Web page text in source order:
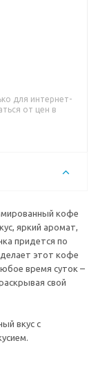
Поставка
для интернет-
от цен в
кофе
яркий аромат,
придется по
этот кофе
время суток –
свой
вкус с